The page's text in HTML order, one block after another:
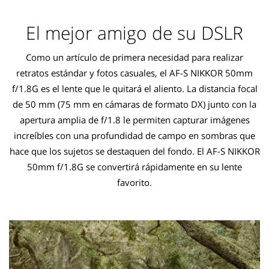
El mejor amigo de su DSLR
Como un artículo de primera necesidad para realizar
retratos estándar y fotos casuales, el AF-S NIKKOR 50mm
f/1.8G es el lente que le quitará el aliento. La distancia focal
de 50 mm (75 mm en cámaras de formato DX) junto con la
apertura amplia de f/1.8 le permiten capturar imágenes
increíbles con una profundidad de campo en sombras que
hace que los sujetos se destaquen del fondo. El AF-S NIKKOR
50mm f/1.8G se convertirá rápidamente en su lente
favorito.